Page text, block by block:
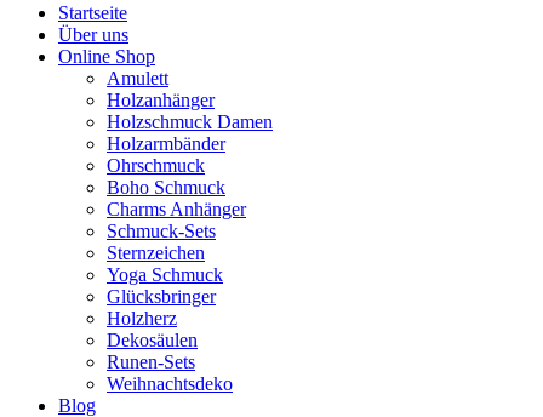
Startseite
Über uns
Online Shop
Amulett
Holzanhänger
Holzschmuck Damen
Holzarmbänder
Ohrschmuck
Boho Schmuck
Charms Anhänger
Schmuck-Sets
Sternzeichen
Yoga Schmuck
Glücksbringer
Holzherz
Dekosäulen
Runen-Sets
Weihnachtsdeko
Blog